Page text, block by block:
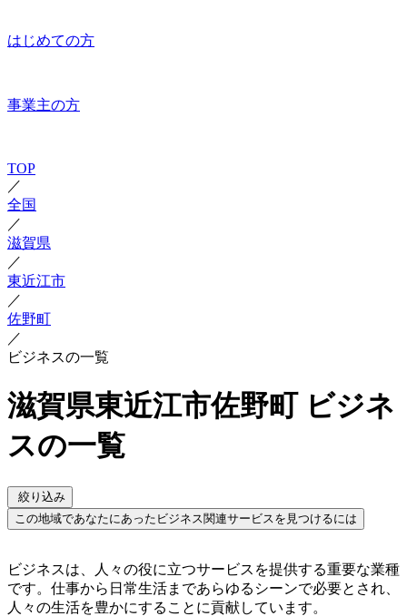
はじめての方
事業主の方
TOP
／
全国
／
滋賀県
／
東近江市
／
佐野町
／
ビジネスの一覧
滋賀県東近江市佐野町 ビジネ
スの一覧
絞り込み
この地域であなたにあったビジネス関連サービスを見つけるには
ビジネスは、人々の役に立つサービスを提供する重要な業種
です。仕事から日常生活まであらゆるシーンで必要とされ、
人々の生活を豊かにすることに貢献しています。